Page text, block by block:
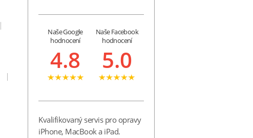
Naše Google
hodnocení
4.8
Naše Facebook
hodnocení
5.0
Kvalifikovaný servis pro opravy
iPhone, MacBook a iPad.